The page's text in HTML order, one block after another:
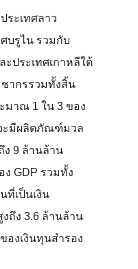
ระเทศลาว
บรูไน รวมกับ
ประเทศเกาหลีใต้
ชากรรวมทั้งสิ้น
มาณ 1 ใน 3 ของ
ะมีผลิตภัณฑ์มวล
ง 9 ล้านล้าน
ง GDP รวมทั้ง
เป็นเงิน
ถึง 3.6 ล้านล้าน
องเงินทุนสำรอง